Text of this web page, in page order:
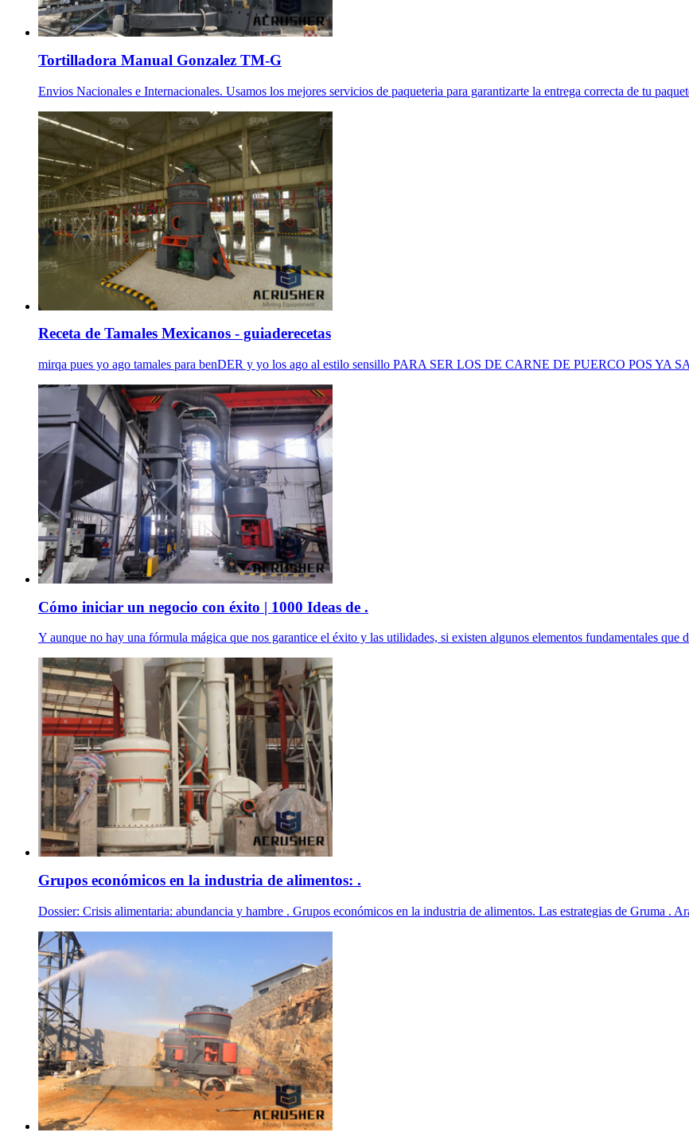
Tortilladora Manual Gonzalez TM-G
Envios Nacionales e Internacionales. Usamos los mejores servicios de paqueteria para garantizarte la entrega correcta de tu
Receta de Tamales Mexicanos - guiaderecetas
mirqa pues yo ago tamales para benDER y yo los ago al estilo sensillo PARA SER LOS DE CARNE DE PUERCO POS
Cómo iniciar un negocio con éxito | 1000 Ideas de .
Y aunque no hay una fórmula mágica que nos garantice el éxito y las utilidades, si existen algunos elementos fundamentales que
Grupos económicos en la industria de alimentos: .
Dossier: Crisis alimentaria: abundancia y hambre . Grupos económicos en la industria de alimentos. Las estrategias de Gruma .